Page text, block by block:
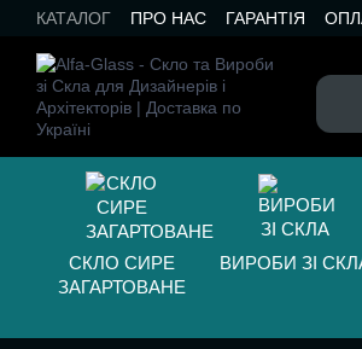
Перейти до основного контенту
КАТАЛОГ ПРО НАС ГАРАНТІЯ
СКЛО СИРЕ
ЗАГАРТОВАНЕ
ВИРОБИ ЗІ